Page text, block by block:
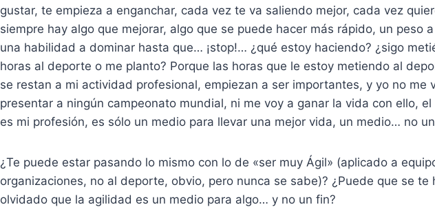
gustar, te empieza a enganchar, cada vez te va saliendo mejor, cada vez
siempre hay algo que mejorar, algo que se puede hacer más rápido, un peso
una habilidad a dominar hasta que… ¡stop!… ¿qué estoy haciendo? ¿sigo
horas al deporte o me planto? Porque las horas que le estoy metiendo al
se restan a mi actividad profesional, empiezan a ser importantes, y yo no me
presentar a ningún campeonato mundial, ni me voy a ganar la vida con ello,
es mi profesión, es sólo un medio para llevar una mejor vida, un medio… no
¿Te puede estar pasando lo mismo con lo de «ser muy Ágil» (aplicado a
organizaciones, no al deporte, obvio, pero nunca se sabe)? ¿Puede que se te
olvidado que la agilidad es un medio para algo… y no un fin?